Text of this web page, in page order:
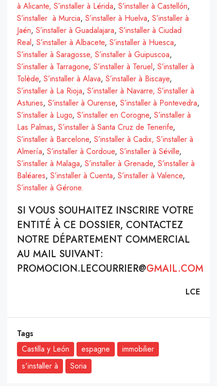
à Alicante, S’installer à Lérida, S’installer à Castellón,
S’installer à Murcia, S’installer à Huelva, S’installer à
Jaén, S’installer à Guadalajara, S’installer à Ciudad
Real, S’installer à Albacete, S’installer à Huesca,
S’installer à Saragosse, S’installer à Guipuscoa,
S’installer à Tarragone, S’installer à Teruel, S’installer à
Tolède, S’installer à Alava, S’installer à Biscaye,
S’installer à La Rioja, S’installer à Navarre, S’installer à
Asturies, S’installer à Ourense, S’installer à Pontevedra,
S’installer à Lugo, S’installer en Corogne, S’installer à
Las Palmas, S’installer à Santa Cruz de Tenerife,
S’installer à Barcelone, S’installer à Cadix, S’installer à
Almería, S’installer à Cordoue, S’installer à Séville,
S’installer à Malaga, S’installer à Grenade, S’installer à
Baléares, S’installer à Cuenta, S’installer à Valence,
S’installer à Gérone.
SI VOUS SOUHAITEZ INSCRIRE VOTRE
ENTITÉ À CE DOSSIER, CONTACTEZ
NOTRE DÉPARTEMENT COMMERCIAL
AU MAIL SUIVANT:
PROMOCION.LECOURRIER@GMAIL.COM
LCE
Tags
Castilla y León
espagne
immobilier
s'installer à
Soria